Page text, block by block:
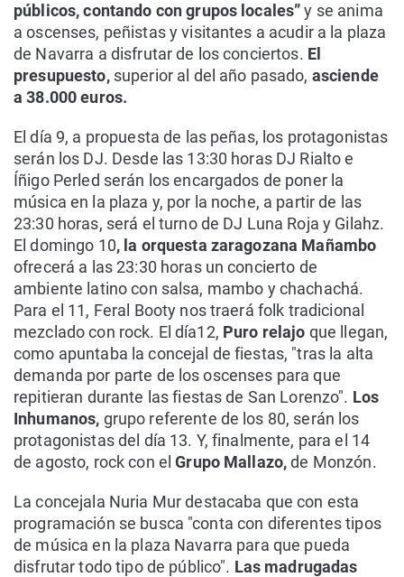
públicos, contando con grupos locales”y se anima
a oscenses, peñistas y visitantes a acudir a la plaza
de Navarra a disfrutar de los conciertos. El
presupuesto,superior al del año pasado, asciende
a 38.000 euros.
El día 9, a propuesta de las peñas, los protagonistas
serán los DJ. Desde las 13:30 horas DJ Rialto e
Íñigo Perled serán los encargados de poner la
música en la plaza y, por la noche, a partir de las
23:30 horas, será el turno de DJ Luna Roja y Gilahz.
El domingo 10, la orquesta zaragozana Mañambo
ofrecerá a las 23:30 horas un concierto de
ambiente latino con salsa, mambo y chachachá.
Para el 11, Feral Booty nos traerá folk tradicional
mezclado con rock. El día12, Puro relajo que llegan,
como apuntaba la concejal de fiestas, "tras la alta
demanda por parte de los oscenses para que
repitieran durante las fiestas de San Lorenzo". Los
Inhumanos, grupo referente de los 80, serán los
protagonistas del día 13. Y, finalmente, para el 14
de agosto, rock con elGrupo Mallazo,de Monzón.
La concejala Nuria Mur destacaba que con esta
programación se busca "conta con diferentes tipos
de música en la plaza Navarra para que pueda
disfrutar todo tipo de público". Las madrugadas